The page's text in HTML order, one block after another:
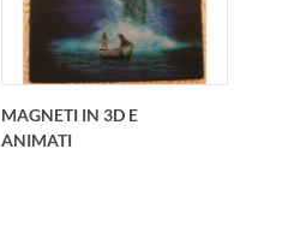
Magneti piatti
prodotti da noi
suscitano maggiore
interesse tra i clienti,
delle proposte
interessanti di gadget
MAGNETI IN 3D E
ANIMATI